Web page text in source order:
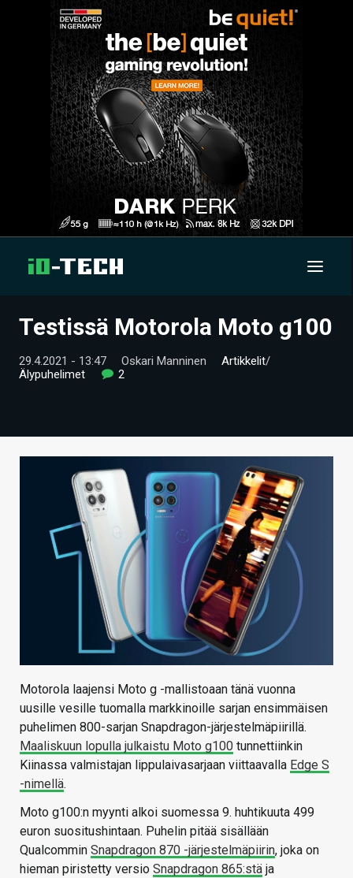
UUTISET
ARTIKKELIT
TECHBBS
KAUPPA
VAIHDA TEEMA
Testissä Motorola Moto g100
29.4.2021 - 13:47 Oskari Manninen Artikkelit/
Älypuhelimet
2
Motorola laajensi Moto g -mallistoaan tänä vuonna
uusille vesille tuomalla markkinoille sarjan ensimmäisen
puhelimen 800-sarjan Snapdragon-järjestelmäpiirillä.
Maaliskuun lopulla julkaistu Moto g100 tunnettiinkin
Kiinassa valmistajan lippulaivasarjaan viittaavalla Edge S
-nimellä.
Moto g100:n myynti alkoi suomessa 9. huhtikuuta 499
euron suositushintaan. Puhelin pitää sisällään
Qualcommin Snapdragon 870 -järjestelmäpiirin, joka on
hieman piristetty versio Snapdragon 865:stä ja